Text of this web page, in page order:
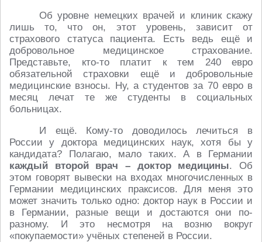
Об уровне немецких врачей и клиник скажу
лишь то, что он, этот уровень, зависит от
страхового статуса пациента. Есть ведь ещё и
добровольное медицинское страхование.
Представьте, кто-то платит к тем 240 евро
обязательной страховки ещё и добровольные
медицинские взносы. Ну, а студентов за 70 евро в
месяц лечат те же студенты в социальных
больницах.
И ещё. Кому-то доводилось лечиться в
России у доктора медицинских наук, хотя бы у
кандидата? Полагаю, мало таких. А в Германии
каждый второй врач – доктор медицины. Об
этом говорят вывески на входах многочисленных в
Германии медицинских праксисов. Для меня это
может значить только одно: доктор наук в России и
в Германии, разные вещи и достаются они по-
разному. И это несмотря на возню вокруг
«покупаемости» учёных степеней в России.